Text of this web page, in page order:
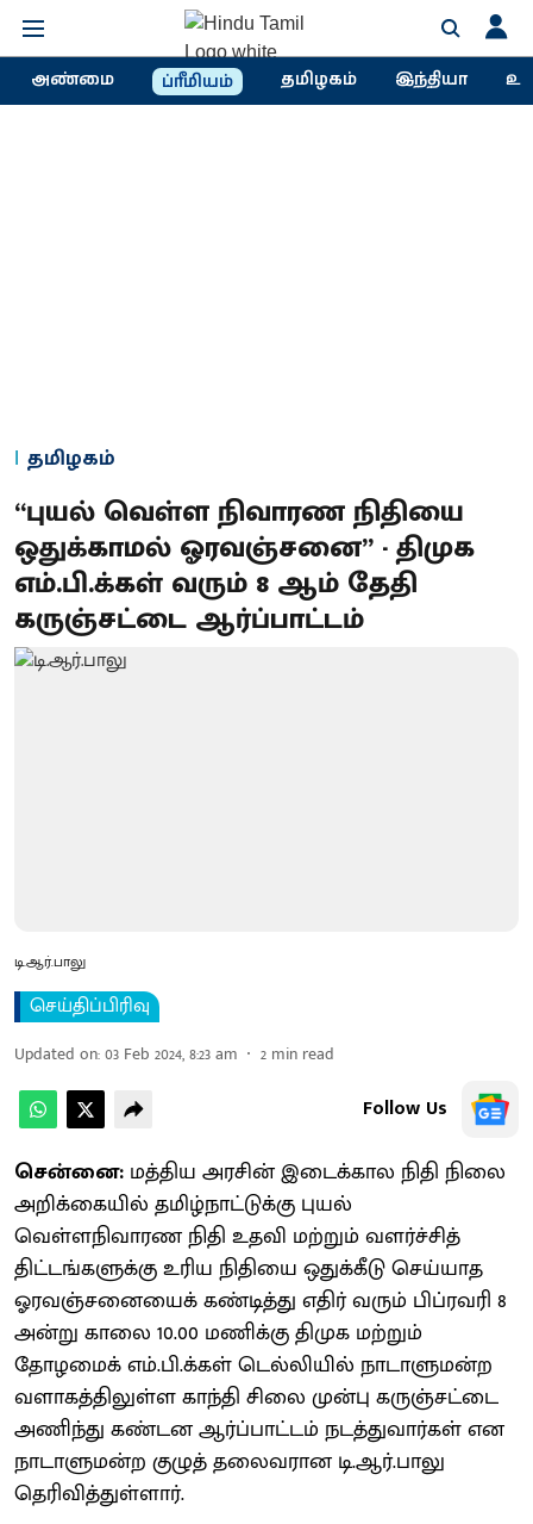
அண்மை ப்ரீமியம் தமிழகம் இந்தியா
தமிழகம்
“புயல் வெள்ள நிவாரண நிதியை
ஒதுக்காமல் ஓரவஞ்சனை” - திமுக
எம்.பி.க்கள் வரும் 8 ஆம் தேதி
கருஞ்சட்டை ஆர்ப்பாட்டம்
டி.ஆர்.பாலு
செய்திப்பிரிவு
Updated on:03 Feb 2024, 8:23 am 2 min read
Follow Us
சென்னை: மத்திய அரசின் இடைக்கால நிதி நிலை
அறிக்கையில் தமிழ்நாட்டுக்கு புயல்
வெள்ளநிவாரண நிதி உதவி மற்றும் வளர்ச்சித்
திட்டங்களுக்கு உரிய நிதியை ஒதுக்கீடு செய்யாத
ஓரவஞ்சனையைக் கண்டித்து எதிர் வரும் பிப்ரவரி 8
அன்று காலை 10.00 மணிக்கு திமுக மற்றும்
தோழமைக் எம்.பி.க்கள் டெல்லியில் நாடாளுமன்ற
வளாகத்திலுள்ள காந்தி சிலை முன்பு கருஞ்சட்டை
அணிந்து கண்டன ஆர்ப்பாட்டம் நடத்துவார்கள் என
நாடாளுமன்ற குழுத் தலைவரான டி.ஆர்.பாலு
தெரிவித்துள்ளார்.